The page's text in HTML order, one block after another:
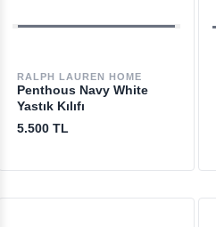
RALPH LAUREN HOME
Penthous Navy White
Yastık Kılıfı
5.500 TL